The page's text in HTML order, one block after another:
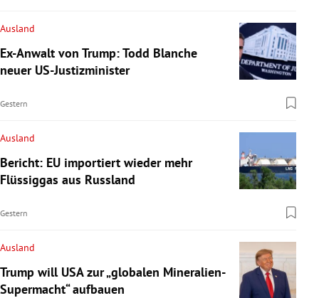
Ausland
Ex-Anwalt von Trump: Todd Blanche
neuer US-Justizminister
Gestern
Ausland
Bericht: EU importiert wieder mehr
Flüssiggas aus Russland
Gestern
Ausland
Trump will USA zur „globalen Mineralien-
Supermacht“ aufbauen